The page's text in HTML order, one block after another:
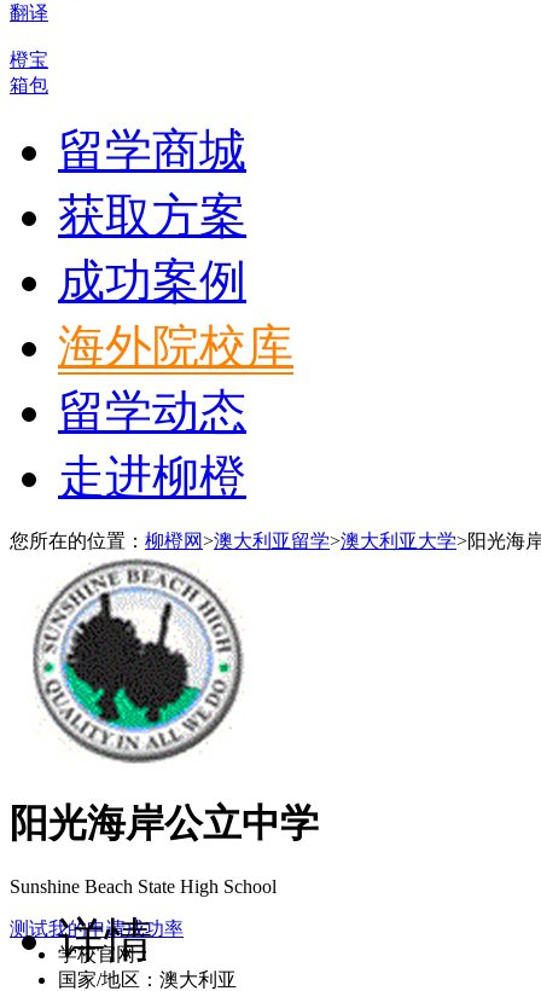
翻译
橙宝
箱包
留学商城
获取方案
成功案例
海外院校库
留学动态
走进柳橙
您所在的位置： 柳橙网>澳大利亚留学>澳大利亚大学>阳光海
阳光海岸公立中学
Sunshine Beach State High School
测试我的申请成功率
学校官网：
国家/地区：澳大利亚
详情